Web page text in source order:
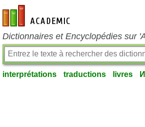
fr-academic.com
Dictionnaires et Encyclopédies sur
interprétations traductions livres